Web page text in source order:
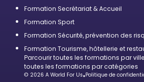
Formation Secrétariat & Accueil
Formation Sport
Formation Sécurité, prévention des
Formation Tourisme, hôtellerie et
Parcourir toutes les formations par
toutes les formations par catégories
© 2026 A World For Us•Politique de